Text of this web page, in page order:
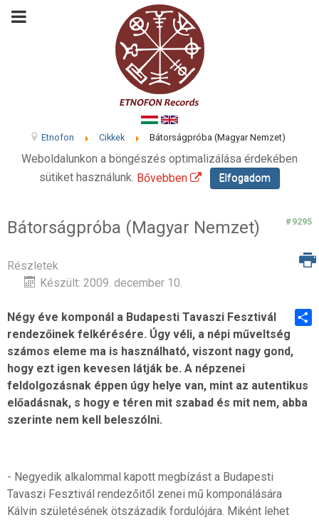
Etnofon Cikkek Bátorságpróba (Magyar Nemzet)
Weboldalunkon a böngészés optimalizálása érdekében
sütiket használunk. Bővebben Elfogadom
Bátorságpróba (Magyar Nemzet) #9295
Részletek
Készült: 2009. december 10.
Négy éve komponál a Budapesti Tavaszi Fesztivál
rendezőinek felkérésére. Úgy véli, a népi műveltség
számos eleme ma is használható, viszont nagy gond,
hogy ezt igen kevesen látják be. A népzenei
feldolgozásnak éppen úgy helye van, mint az autentikus
előadásnak, s hogy e téren mit szabad és mit nem, abba
szerinte nem kell beleszólni.
- Negyedik alkalommal kapott megbízást a Budapesti
Tavaszi Fesztivál rendezőitől zenei mű komponálására
Kálvin születésének ötszázadik fordulójára. Miként lehet